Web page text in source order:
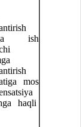
ish
mos
haqli